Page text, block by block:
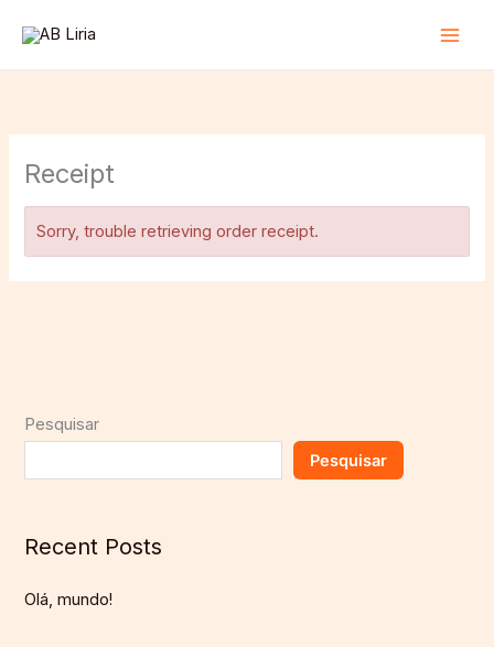
Receipt
Sorry, trouble retrieving order receipt.
Pesquisar
Pesquisar
Recent Posts
Olá, mundo!